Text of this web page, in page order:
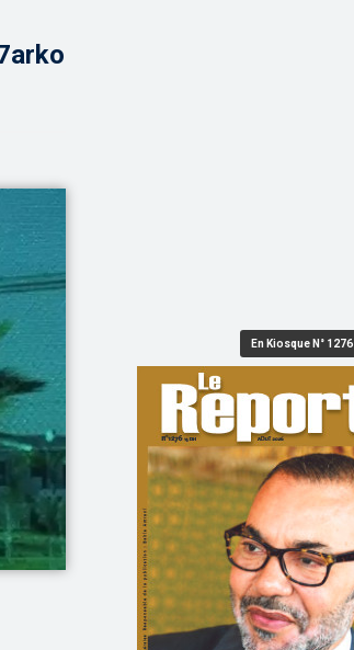
En Kiosque N° 1276